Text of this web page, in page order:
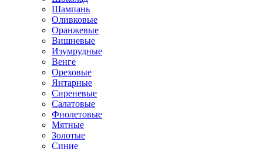
Шампань
Оливковые
Оранжевые
Вишневые
Изумрудные
Венге
Ореховые
Янтарные
Сиреневые
Салатовые
Фиолетовые
Мятные
Золотые
Синие